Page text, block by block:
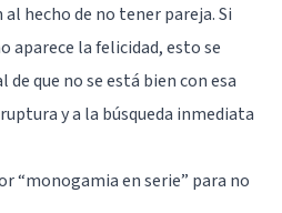
hecho de no tener pareja. Si
aparece la felicidad, esto se
que no se está bien con esa
y a la búsqueda inmediata
“monogamia en serie” para no